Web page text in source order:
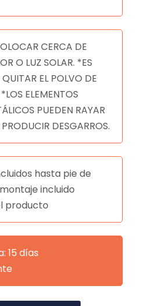
CERCA DE
O LUZ SOLAR. *ES
EL POLVO DE
ELEMENTOS
PUEDEN RAYAR
DESGARROS.
hasta pie de
incluido
producto
15 días